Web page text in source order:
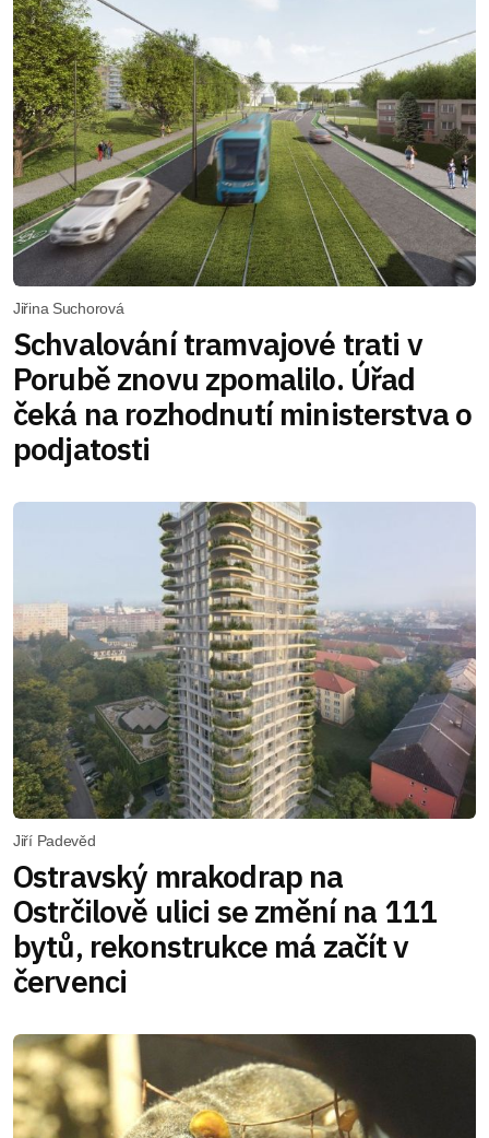
Jiřina Suchorová
Schvalování tramvajové trati v
Porubě znovu zpomalilo. Úřad
čeká na rozhodnutí ministerstva o
podjatosti
Jiří Padevěd
Ostravský mrakodrap na
Ostrčilově ulici se změní na 111
bytů, rekonstrukce má začít v
červenci